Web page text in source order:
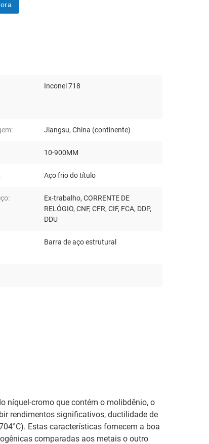
Inconel 718
Jiangsu, China (continente)
10-900MM
Aço frio do título
Ex-trabalho, CORRENTE DE
RELÓGIO, CNF, CFR, CIF, FCA, DDP,
DDU
Barra de aço estrutural
níquel-cromo que contém o molibdênio, o
rendimentos significativos, ductilidade de
Estas características fornecem a boa
comparadas aos metais o outro